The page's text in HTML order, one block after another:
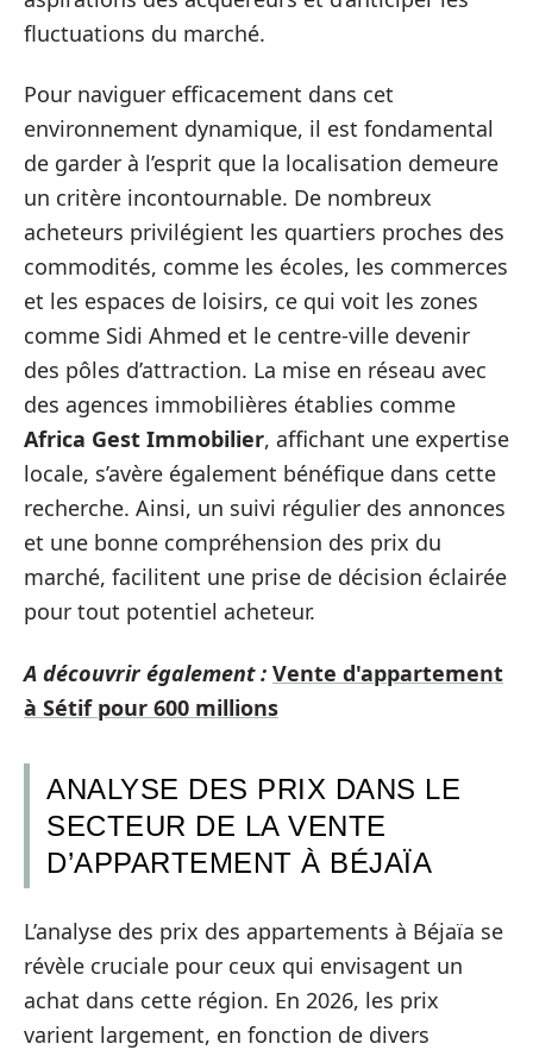
fluctuations du marché.
Pour naviguer efficacement dans cet
environnement dynamique, il est fondamental
de garder à l’esprit que la localisation demeure
un critère incontournable. De nombreux
acheteurs privilégient les quartiers proches des
commodités, comme les écoles, les commerces
et les espaces de loisirs, ce qui voit les zones
comme Sidi Ahmed et le centre-ville devenir
des pôles d’attraction. La mise en réseau avec
des agences immobilières établies comme
Africa Gest Immobilier, affichant une expertise
locale, s’avère également bénéfique dans cette
recherche. Ainsi, un suivi régulier des annonces
et une bonne compréhension des prix du
marché, facilitent une prise de décision éclairée
pour tout potentiel acheteur.
A découvrir également : Vente d'appartement
à Sétif pour 600 millions
ANALYSE DES PRIX DANS LE
SECTEUR DE LA VENTE
D’APPARTEMENT À BÉJAÏA
L’analyse des prix des appartements à Béjaïa se
révèle cruciale pour ceux qui envisagent un
achat dans cette région. En 2026, les prix
varient largement, en fonction de divers